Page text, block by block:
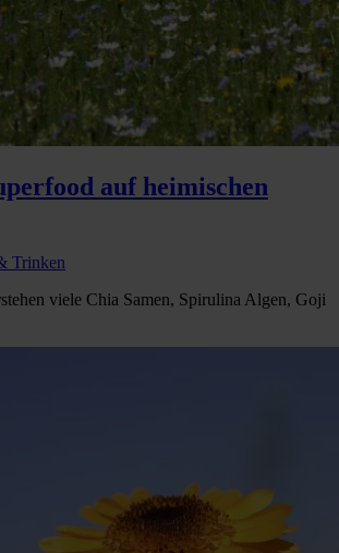
auf heimischen
Trinken
viele Chia Samen, Spirulina Algen, Goji